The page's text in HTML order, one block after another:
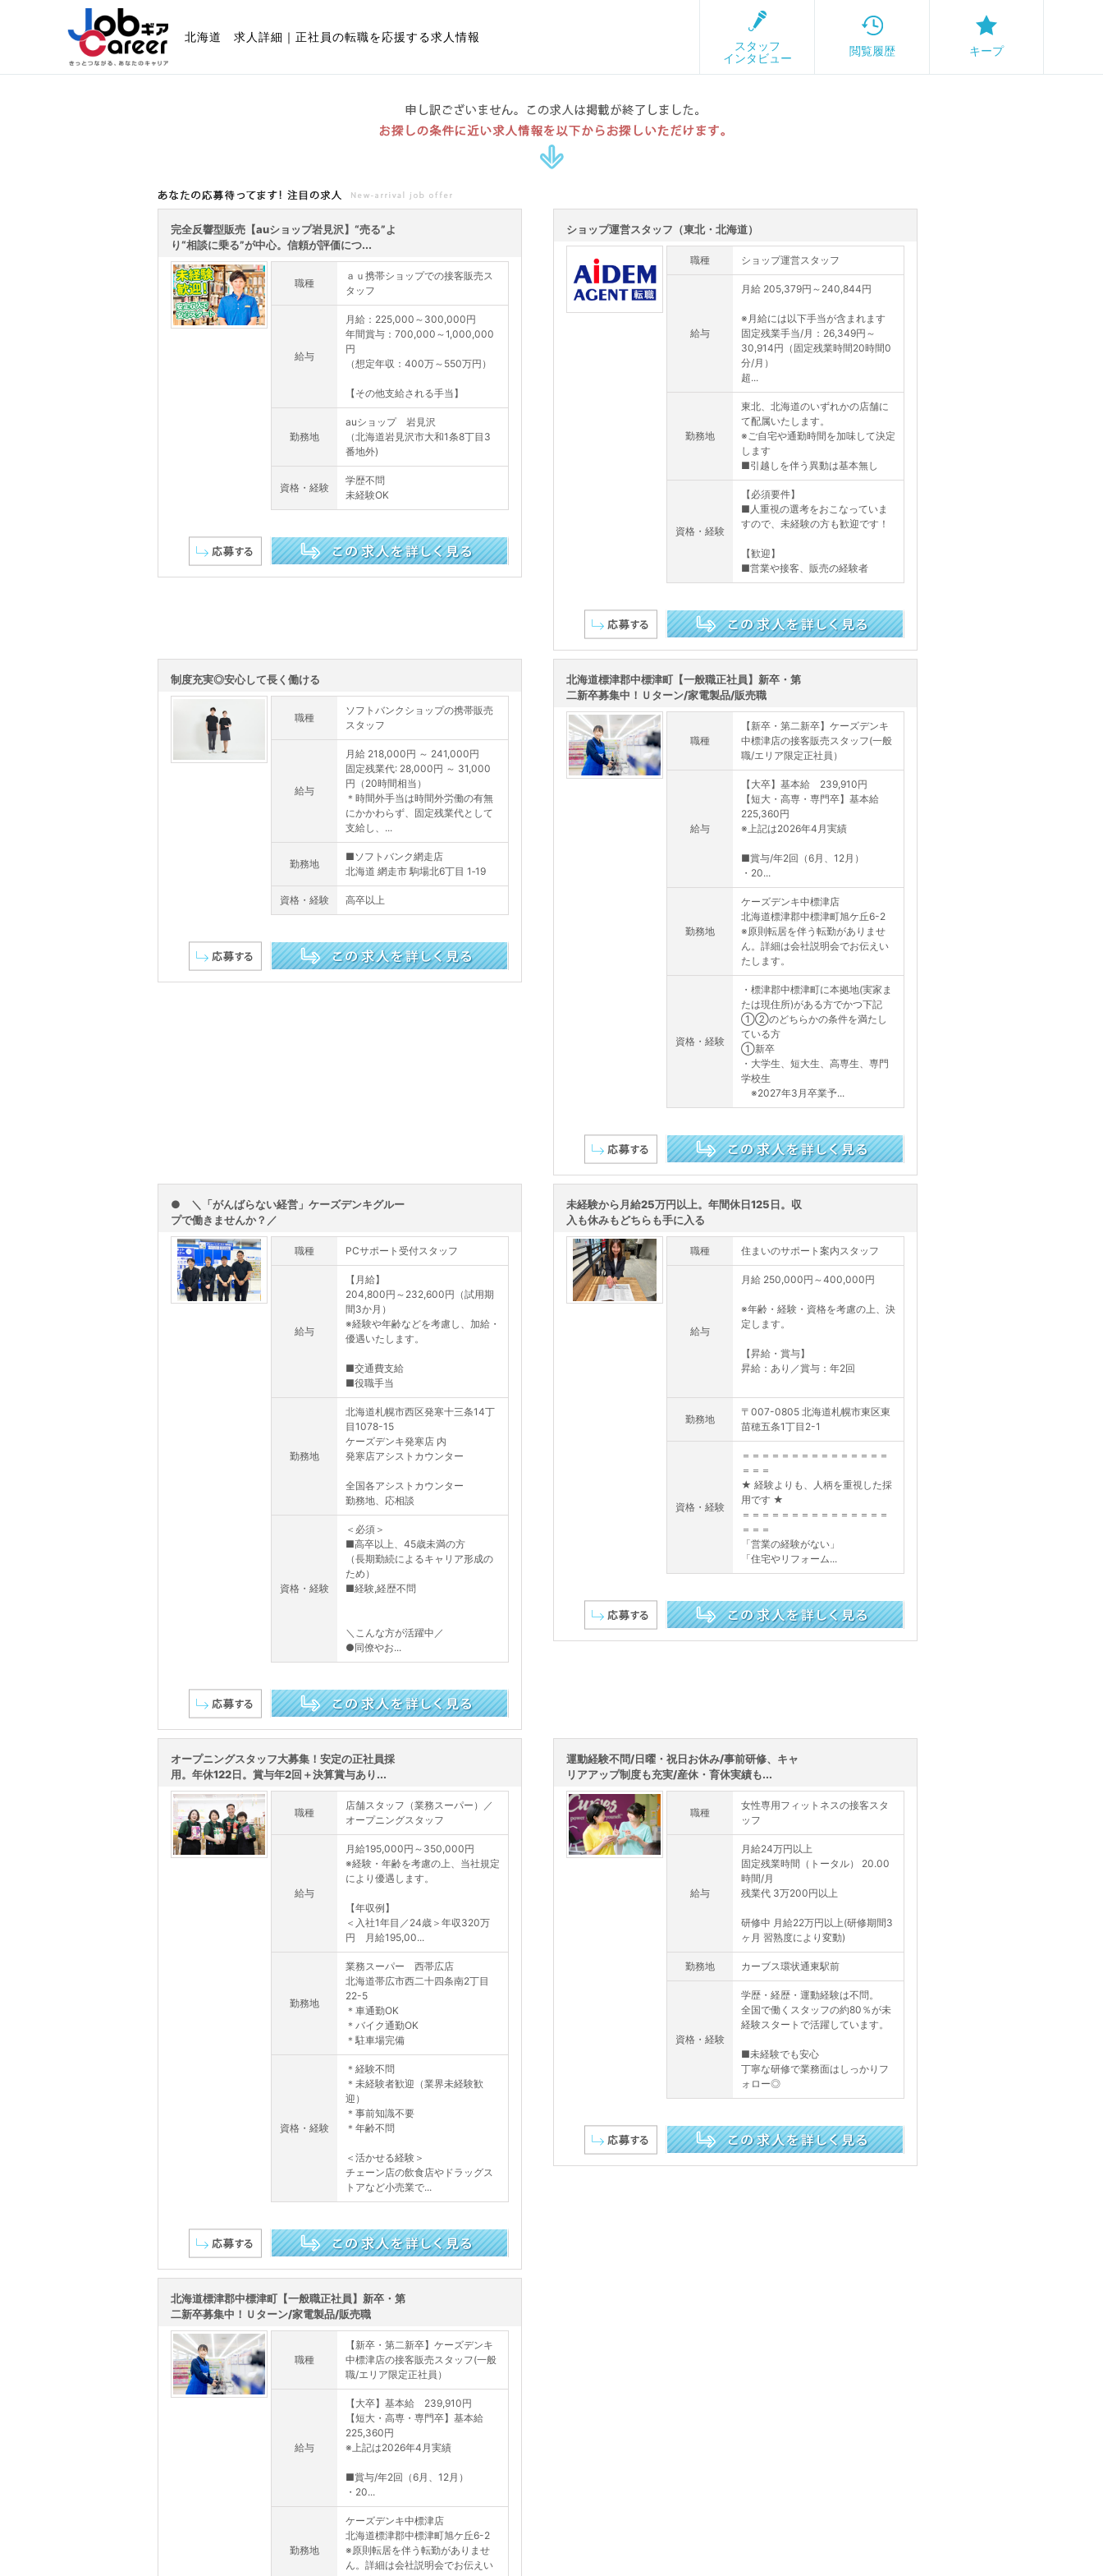
北海道 求人詳細｜正社員の転職を応援する求人情報
スタッフ
インタビュー
閲覧履歴 キープ
あなたの応募待ってます!注目の求人
完全反響型販売【auショップ岩見沢】“売る”よ
り“相談に乗る”が中心。信頼が評価につ...
職種
ａｕ携帯ショップでの接客販売ス
タッフ
給与
月給：225,000～300,000円
年間賞与：700,000～1,000,000
円
（想定年収：400万～550万円）
【その他支給される手当】
勤務地
auショップ 岩見沢
（北海道岩見沢市大和1条8丁目3
番地外)
資格・経験
学歴不問
未経験OK
ショップ運営スタッフ（東北・北海道）
職種 ショップ運営スタッフ
給与
月給 205,379円～240,844円
※月給には以下手当が含まれます
固定残業手当/月：26,349円～
30,914円（固定残業時間20時間0
分/月）
超...
勤務地
東北、北海道のいずれかの店舗に
て配属いたします。
※ご自宅や通勤時間を加味して決定
します
■引越しを伴う異動は基本無し
資格・経験
【必須要件】
■人重視の選考をおこなっていま
すので、未経験の方も歓迎です！
【歓迎】
■営業や接客、販売の経験者
制度充実◎安心して長く働ける
職種
ソフトバンクショップの携帯販売
スタッフ
給与
月給 218,000円 ～ 241,000円
固定残業代: 28,000円 ～ 31,000
円（20時間相当）
＊時間外手当は時間外労働の有無
にかかわらず、固定残業代として
支給し、...
勤務地
■ソフトバンク網走店
北海道 網走市 駒場北6丁目 1‐19
資格・経験 高卒以上
北海道標津郡中標津町【一般職正社員】新卒・第
二新卒募集中！Ｕターン/家電製品/販売職
職種
【新卒・第二新卒】ケーズデンキ
中標津店の接客販売スタッフ(一般
職/エリア限定正社員）
給与
【大卒】基本給 239,910円
【短大・高専・専門卒】基本給
225,360円
※上記は2026年4月実績
■賞与/年2回（6月、12月）
・20...
勤務地
ケーズデンキ中標津店
北海道標津郡中標津町旭ケ丘6-2
※原則転居を伴う転勤がありませ
ん。詳細は会社説明会でお伝えい
たします。
資格・経験
・標津郡中標津町に本拠地(実家ま
たは現住所)がある方でかつ下記
①②のどちらかの条件を満たし
ている方
①新卒
・大学生、短大生、高専生、専門
学校生
※2027年3月卒業予...
● ＼「がんばらない経営」ケーズデンキグルー
プで働きませんか？／
職種 PCサポート受付スタッフ
給与
【月給】
204,800円～232,600円（試用期
間3か月）
※経験や年齢などを考慮し、加給・
優遇いたします。
■交通費支給
■役職手当
勤務地
北海道札幌市西区発寒十三条14丁
目1078-15
ケーズデンキ発寒店 内
発寒店アシストカウンター
全国各アシストカウンター
勤務地、応相談
資格・経験
＜必須＞
■高卒以上、45歳未満の方
（長期勤続によるキャリア形成の
ため）
■経験,経歴不問
＼こんな方が活躍中／
●同僚やお...
未経験から月給25万円以上。年間休日125日。収
入も休みもどちらも手に入る
職種 住まいのサポート案内スタッフ
給与
月給 250,000円～400,000円
※年齢・経験・資格を考慮の上、決
定します。
【昇給・賞与】
昇給：あり／賞与：年2回
勤務地
〒007-0805 北海道札幌市東区東
苗穂五条1丁目2-1
資格・経験
＝＝＝＝＝＝＝＝＝＝＝＝＝＝＝
＝＝＝
★ 経験よりも、人柄を重視した採
用です ★
＝＝＝＝＝＝＝＝＝＝＝＝＝＝＝
＝＝＝
「営業の経験がない」
「住宅やリフォーム...
オープニングスタッフ大募集！安定の正社員採
用。年休122日。賞与年2回＋決算賞与あり...
職種
店舗スタッフ（業務スーパー）／
オープニングスタッフ
給与
月給195,000円～350,000円
※経験・年齢を考慮の上、当社規定
により優遇します。
【年収例】
＜入社1年目／24歳＞年収320万
円 月給195,00...
勤務地
業務スーパー 西帯広店
北海道帯広市西二十四条南2丁目
22-5
＊車通勤OK
＊バイク通勤OK
＊駐車場完備
資格・経験
＊経験不問
＊未経験者歓迎（業界未経験歓
迎）
＊事前知識不要
＊年齢不問
＜活かせる経験＞
チェーン店の飲食店やドラッグス
トアなど小売業で...
運動経験不問/日曜・祝日お休み/事前研修、キャ
リアアップ制度も充実/産休・育休実績も...
職種
女性専用フィットネスの接客スタ
ッフ
給与
月給24万円以上
固定残業時間（トータル） 20.00
時間/月
残業代 3万200円以上
研修中 月給22万円以上(研修期間3
ヶ月 習熟度により変動)
勤務地 カーブス環状通東駅前
資格・経験
学歴・経歴・運動経験は不問。
全国で働くスタッフの約80％が未
経験スタートで活躍しています。
■未経験でも安心
丁寧な研修で業務面はしっかりフ
ォロー◎
北海道標津郡中標津町【一般職正社員】新卒・第
二新卒募集中！Ｕターン/家電製品/販売職
職種
【新卒・第二新卒】ケーズデンキ
中標津店の接客販売スタッフ(一般
職/エリア限定正社員）
給与
【大卒】基本給 239,910円
【短大・高専・専門卒】基本給
225,360円
※上記は2026年4月実績
■賞与/年2回（6月、12月）
・20...
勤務地
ケーズデンキ中標津店
北海道標津郡中標津町旭ケ丘6-2
※原則転居を伴う転勤がありませ
ん。詳細は会社説明会でお伝えい